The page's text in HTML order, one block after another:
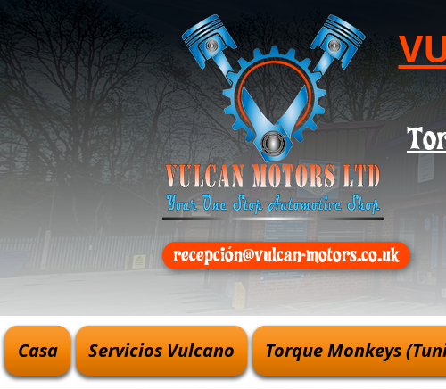
recepción@vulcan-motors.co.uk
Casa Servicios Vulcano Torque Monkeys